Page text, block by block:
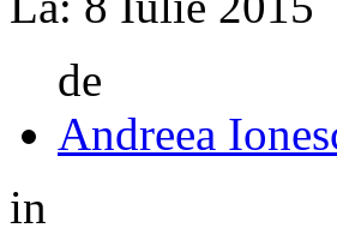
de
Andreea
in